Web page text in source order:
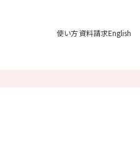
使い方資料請求English